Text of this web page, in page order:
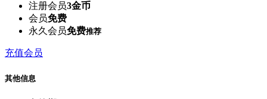
注册会员3金币
会员免费
永久会员免费推荐
充值会员
其他信息